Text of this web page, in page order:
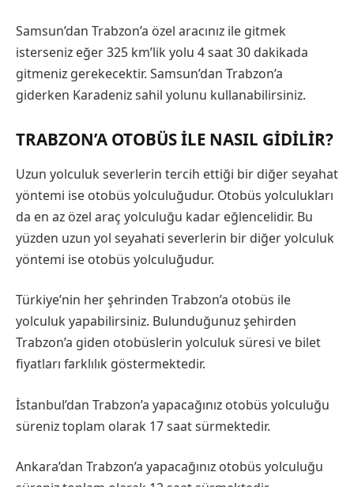
Samsun’dan Trabzon’a özel aracınız ile gitmek
isterseniz eğer 325 km’lik yolu 4 saat 30 dakikada
gitmeniz gerekecektir. Samsun’dan Trabzon’a
giderken Karadeniz sahil yolunu kullanabilirsiniz.
TRABZON’A OTOBÜS ILE NASIL GIDILIR?
Uzun yolculuk severlerin tercih ettiği bir diğer seyahat
yöntemi ise otobüs yolculuğudur. Otobüs yolculukları
da en az özel araç yolculuğu kadar eğlencelidir. Bu
yüzden uzun yol seyahati severlerin bir diğer yolculuk
yöntemi ise otobüs yolculuğudur.
Türkiye’nin her şehrinden Trabzon’a otobüs ile
yolculuk yapabilirsiniz. Bulunduğunuz şehirden
Trabzon’a giden otobüslerin yolculuk süresi ve bilet
fiyatları farklılık göstermektedir.
İstanbul’dan Trabzon’a yapacağınız otobüs yolculuğu
süreniz toplam olarak 17 saat sürmektedir.
Ankara’dan Trabzon’a yapacağınız otobüs yolculuğu